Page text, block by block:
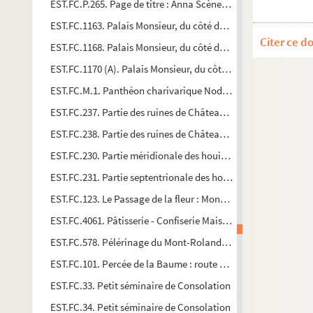
EST.FC.P.265. Page de titre : Anna Scènes & Episodes de la
EST.FC.1163. Palais Monsieur, du côté des Jardins Préfecture
EST.FC.1168. Palais Monsieur, du côté des Jardins Préfecture
EST.FC.1170 (A). Palais Monsieur, du côté des Jardins
EST.FC.M.1. Panthéon charivarique Nodier
EST.FC.237. Partie des ruines de Château de l'Abbaye de
EST.FC.238. Partie des ruines de Château de l'Abbaye de
EST.FC.230. Partie méridionale des houillères de
EST.FC.231. Partie septentrionale des houillères de
EST.FC.123. Le Passage de la fleur : Montbéliard
EST.FC.4061. Pâtisserie - Confiserie Maison Decombe 5. Rue
EST.FC.578. Pélérinage du Mont-Roland, réédification de la
EST.FC.101. Percée de la Baume : route de Mouthier
EST.FC.33. Petit séminaire de Consolation
EST.FC.34. Petit séminaire de Consolation
Citer ce